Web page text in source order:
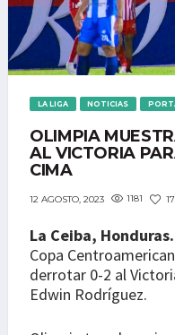
LA LIGA NOTICIAS
OLIMPIA
AL VICTORIA
CIMA
12 AGOSTO, 2023 1181
La Ceiba, Honduras.
Copa
derrotar 0-2 al
Edwin Rodríguez.